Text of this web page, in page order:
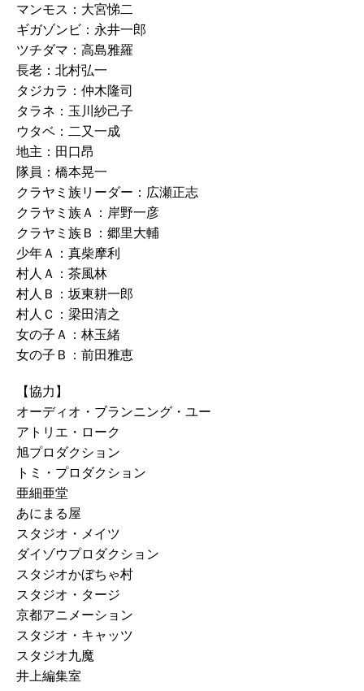
マンモス：大宮悌二
ギガゾンビ：永井一郎
ツチダマ：高島雅羅
長老：北村弘一
タジカラ：仲木隆司
タラネ：玉川紗己子
ウタベ：二又一成
地主：田口昂
隊員：橋本晃一
クラヤミ族リーダー：広瀬正志
クラヤミ族Ａ：岸野一彦
クラヤミ族Ｂ：郷里大輔
少年Ａ：真柴摩利
村人Ａ：茶風林
村人Ｂ：坂東耕一郎
村人Ｃ：梁田清之
女の子Ａ：林玉緒
女の子Ｂ：前田雅恵
【協力】
オーディオ・ブランニング・ユー
アトリエ・ローク
旭プロダクション
トミ・プロダクション
亜細亜堂
あにまる屋
スタジオ・メイツ
ダイゾウプロダクション
スタジオかぼちゃ村
スタジオ・タージ
京都アニメーション
スタジオ・キャッツ
スタジオ九魔
井上編集室